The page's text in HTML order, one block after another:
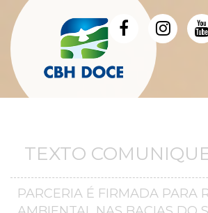
TEXTO
PARCERIA É FIRMADA PARA